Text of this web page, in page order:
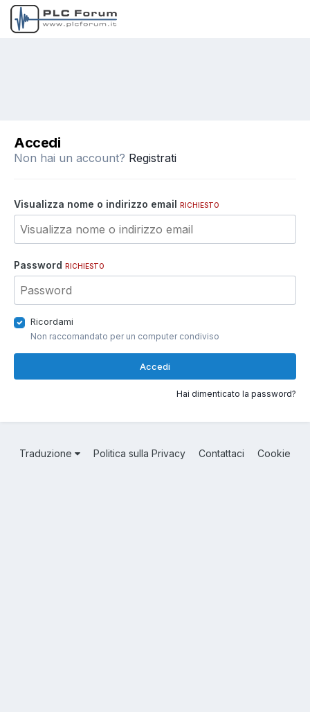
Accedi
Non hai un account? Registrati
Visualizza nome o indirizzo email RICHIESTO
Password RICHIESTO
Ricordami
Non raccomandato per un computer condiviso
Accedi
Hai dimenticato la password?
Traduzione Politica sulla Privacy Contattaci Cookie